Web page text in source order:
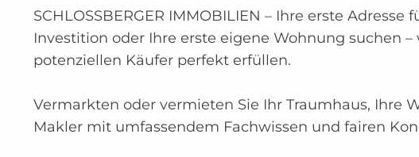
SCHLOSSBERGER IMMOBILIEN – Ihre erste
Investition oder Ihre erste eigene Wohnung suchen
potenziellen Käufer perfekt erfüllen.
Vermarkten oder vermieten Sie Ihr Traumhaus, Ihre
Makler mit umfassendem Fachwissen und fairen